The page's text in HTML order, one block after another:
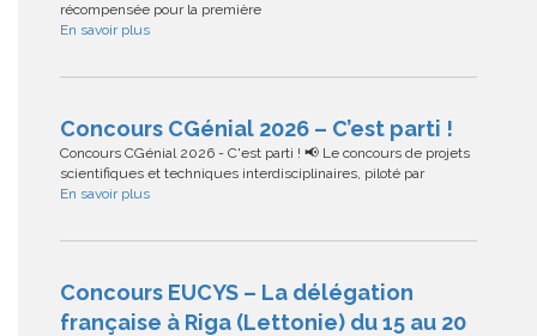
récompensée pour la première
En savoir plus
Concours CGénial 2026 – C’est parti !
Concours CGénial 2026 - C'est parti ! 📢 Le concours de projets
scientifiques et techniques interdisciplinaires, piloté par
En savoir plus
Concours EUCYS – La délégation
française à Riga (Lettonie) du 15 au 20